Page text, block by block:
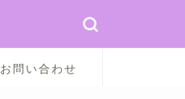
お問い合わせ